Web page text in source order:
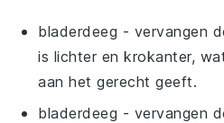
bladerdeeg - vervangen
is lichter en krokanter,
aan het gerecht geeft.
bladerdeeg - vervangen